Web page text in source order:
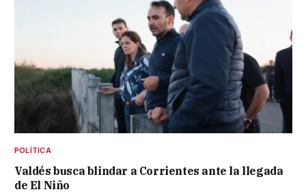
POLÍTICA
Valdés busca blindar a Corrientes ante la llegada
de El Niño